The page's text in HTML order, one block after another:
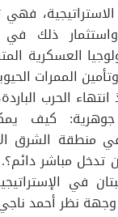
الاستراتيجية،
ذلك في
العسكرية
الممرات
الحرب
جوهرية: كيف
في منطقة الشرق
تدخل مباشر
في
نظر أحمد